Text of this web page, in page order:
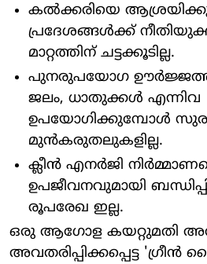
കൽക്കരിയെ
പ്രദേശങ്ങൾക്ക്
മാറ്റത്തിന് ചട്ടക്കൂടില്ല.
പുനരുപയോഗ
ജലം, ധാതുക്കൾ എന്നിവ
ഉപയോഗിക്കുമ്പോൾ
മുൻകരുതലുകളില്ല.
ക്ലീൻ എനർജി
ഉപജീവനവുമായി
രൂപരേഖ ഇല്ല.
ഒരു ആഗോള കയറ്റുമതി
അവതരിപ്പിക്കപ്പെട്ട